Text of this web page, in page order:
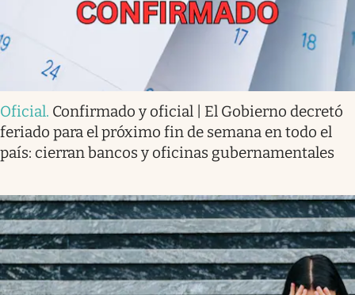
Oficial. Confirmado y oficial | El Gobierno decretó
feriado para el próximo fin de semana en todo el
país: cierran bancos y oficinas gubernamentales